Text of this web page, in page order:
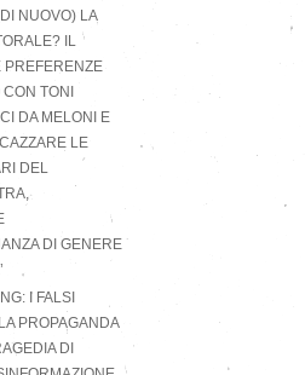
NUOVO) LA
IL
PREFERENZE
TONI
DA MELONI E
LE
DEL
DI GENERE
I FALSI
PROPAGANDA
DI